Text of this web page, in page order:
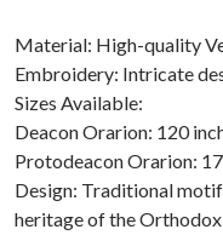
Material: High-quality
Embroidery: Intricate
Sizes Available:
Deacon Orarion: 120
Protodeacon Orarion:
Design: Traditional
heritage of the